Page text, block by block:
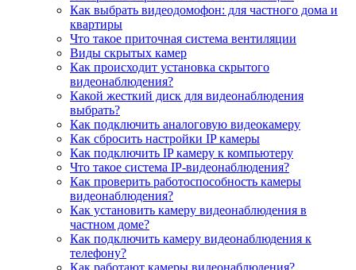
Как выбрать видеодомофон: для частного дома и
квартиры
Что такое приточная система вентиляции
Виды скрытых камер
Как происходит установка скрытого
видеонаблюдения?
Какой жесткий диск для видеонаблюдения
выбрать?
Как подключить аналоговую видеокамеру
Как сбросить настройки IP камеры
Как подключить IP камеру к компьютеру
Что такое система IP-видеонаблюдения?
Как проверить работоспособность камеры
видеонаблюдения?
Как установить камеру видеонаблюдения в
частном доме?
Как подключить камеру видеонаблюдения к
телефону?
Как работают камеры видеонаблюдения?